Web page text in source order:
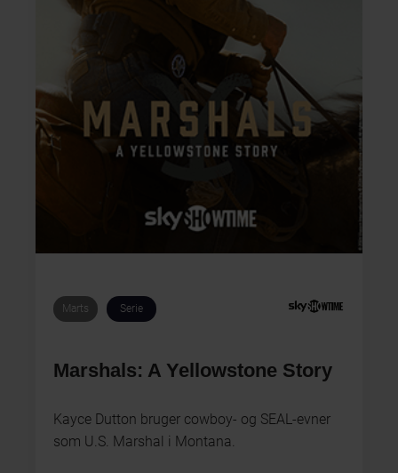
Marts Serie
Marshals: A Yellowstone Story
Kayce Dutton bruger cowboy- og SEAL-evner
som U.S. Marshal i Montana.